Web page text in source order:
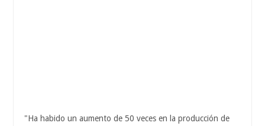
"Ha habido un aumento de 50 veces en la producción de